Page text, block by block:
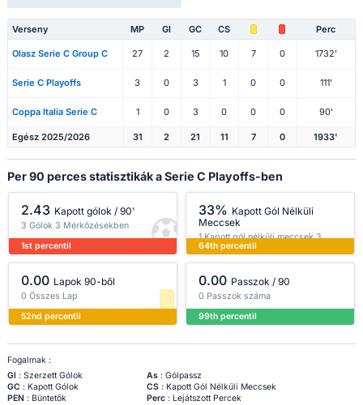
Verseny MP Gl GC CS Perc
Olasz Serie C Group C 27 2 15 10 7 0 1732'
Serie C Playoffs 3 0 3 1 0 0 111'
Coppa Italia Serie C 1 0 3 0 0 0 90'
Egész 2025/2026 31 2 21 11 7 0 1933'
Per 90 perces statisztikák a Serie C Playoffs-ben
2.43 Kapott gólok / 90'
3 Gólok 3 Mérkőzésekben
1st percentil
33% Kapott Gól Nélküli
Meccsek
1 Kapott gól nélküli meccsek 3
Mérkőzésekben
64th percentil
0.00 Lapok 90-ből
0 Összes Lap
52nd percentil
0.00 Passzok / 90
0 Passzok száma
99th percentil
Fogalmak :
Gl : Szerzett Gólok As: Gólpassz
GC : Kapott Gólok CS: Kapott Gól Nélküli Meccsek
PEN : Büntetők Perc: Lejátszott Percek